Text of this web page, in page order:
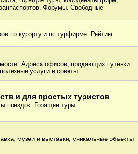
Форумы. Свободные
по курорту и по турфирме. Рейтинг
Адреса офисов, продающих путевки.
услуги и советы.
и для простых туристов
поездок. Горящие туры.
музеи и выставки, уникальные объекты